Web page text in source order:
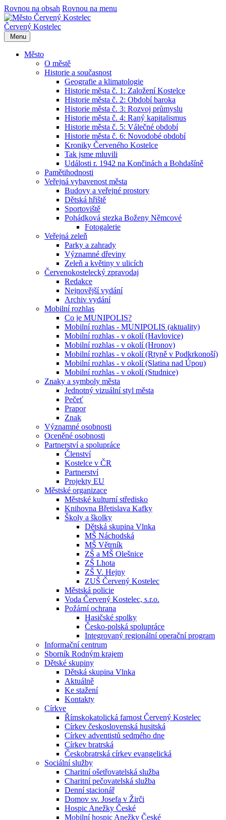
Rovnou na obsah Rovnou na menu
Červený Kostelec
Menu
Město
O městě
Historie a současnost
Geografie a klimatologie
Historie města č. 1: Založení Kostelce
Historie města č. 2: Období baroka
Historie města č. 3: Rozvoj průmyslu
Historie města č. 4: Raný kapitalismus
Historie města č. 5: Válečné období
Historie města č. 6: Novodobé období
Kroniky Červeného Kostelce
Tak jsme mluvili
Události r. 1942 na Končinách a Bohdašíně
Pamětihodnosti
Veřejná vybavenost města
Budovy a veřejné prostory
Dětská hřiště
Sportoviště
Pohádková stezka Boženy Němcové
Fotogalerie
Veřejná zeleň
Parky a zahrady
Významné dřeviny
Zeleň a květiny v ulicích
Červenokostelecký zpravodaj
Redakce
Nejnovější vydání
Archiv vydání
Mobilní rozhlas
Co je MUNIPOLIS?
Mobilní rozhlas - MUNIPOLIS (aktuality)
Mobilní rozhlas - v okolí (Havlovice)
Mobilní rozhlas - v okolí (Hronov)
Mobilní rozhlas - v okolí (Rtyně v Podkrkonoší)
Mobilní rozhlas - v okolí (Slatina nad Úpou)
Mobilní rozhlas - v okolí (Studnice)
Znaky a symboly města
Jednotný vizuální styl města
Pečeť
Prapor
Znak
Významné osobnosti
Oceněné osobnosti
Partnerství a spolupráce
Členství
Kostelce v ČR
Partnerství
Projekty EU
Městské organizace
Městské kulturní středisko
Knihovna Břetislava Kafky
Školy a školky
Dětská skupina Vlnka
MŠ Náchodská
MŠ Větrník
ZŠ a MŠ Olešnice
ZŠ Lhota
ZŠ V. Hejny
ZUŠ Červený Kostelec
Městská policie
Voda Červený Kostelec, s.r.o.
Požární ochrana
Hasičské spolky
Česko-polská spolupráce
Integrovaný regionální operační program
Informační centrum
Sborník Rodným krajem
Dětské skupiny
Dětská skupina Vlnka
Aktuálně
Ke stažení
Kontakty
Církve
Římskokatolická farnost Červený Kostelec
Církev československá husitská
Církev adventistů sedmého dne
Církev bratrská
Českobratrská církev evangelická
Sociální služby
Charitní ošetřovatelská služba
Charitní pečovatelská služba
Denní stacionář
Domov sv. Josefa v Žirči
Hospic Anežky České
Mobilní hospic Anežky České